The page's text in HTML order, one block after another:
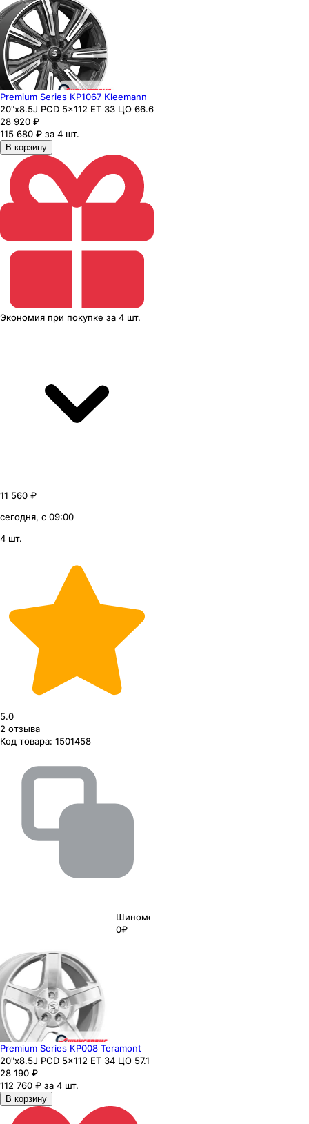
Premium Series КР1067 Kleemann
20"x8.5J PCD 5x112 ЕТ 33 ЦО 66.6
28 920 ₽
115 680 ₽ за 4 шт.
В корзину
Экономия при покупке за 4 шт.
11 560 ₽
сегодня, с 09:00
4 шт.
5.0
2 отзыва
Код товара: 1501458
Шиномонтаж
0₽
Premium Series КР008 Teramont
20"x8.5J PCD 5x112 ЕТ 34 ЦО 57.1
28 190 ₽
112 760 ₽ за 4 шт.
В корзину